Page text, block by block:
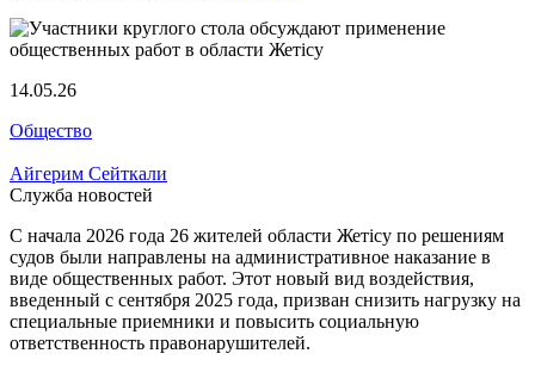
14.05.26
Общество
Айгерим Сейткали
Служба новостей
С начала 2026 года 26 жителей области Жетісу по решениям
судов были направлены на административное наказание в
виде общественных работ. Этот новый вид воздействия,
введенный с сентября 2025 года, призван снизить нагрузку на
специальные приемники и повысить социальную
ответственность правонарушителей.